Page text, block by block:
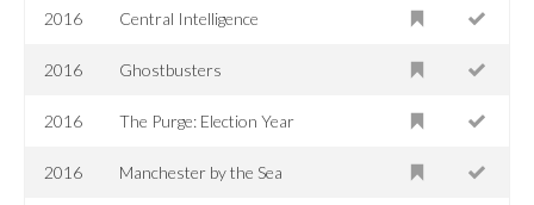
2016 Central Intelligence
2016 Ghostbusters
2016 The Purge: Election Year
2016 Manchester by the Sea